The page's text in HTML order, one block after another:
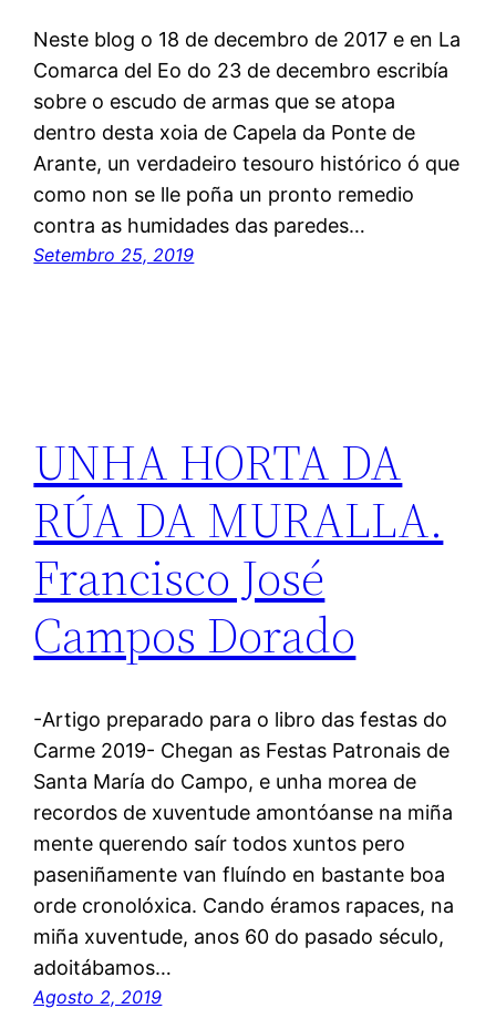
Neste blog o 18 de decembro de 2017 e en La
Comarca del Eo do 23 de decembro escribía
sobre o escudo de armas que se atopa
dentro desta xoia de Capela da Ponte de
Arante, un verdadeiro tesouro histórico ó que
como non se lle poña un pronto remedio
contra as humidades das paredes…
Setembro 25, 2019
UNHA HORTA DA
RÚA DA MURALLA.
Francisco José
Campos Dorado
-Artigo preparado para o libro das festas do
Carme 2019- Chegan as Festas Patronais de
Santa María do Campo, e unha morea de
recordos de xuventude amontóanse na miña
mente querendo saír todos xuntos pero
paseniñamente van fluíndo en bastante boa
orde cronolóxica. Cando éramos rapaces, na
miña xuventude, anos 60 do pasado século,
adoitábamos…
Agosto 2, 2019